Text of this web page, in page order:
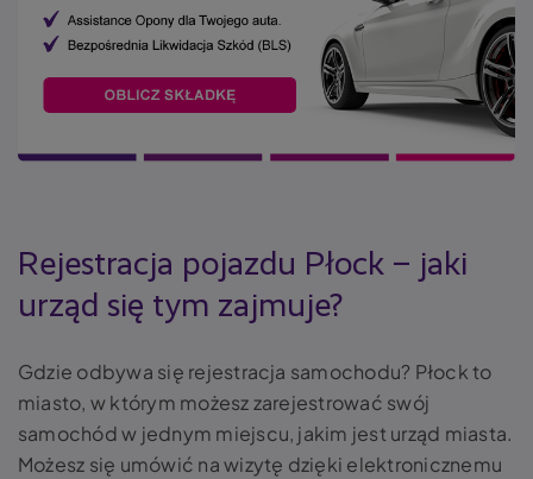
Rejestracja pojazdu Płock – jaki
urząd się tym zajmuje?
Gdzie odbywa się rejestracja samochodu? Płock to
miasto, w którym możesz zarejestrować swój
samochód w jednym miejscu, jakim jest urząd miasta.
Możesz się umówić na wizytę dzięki elektronicznemu